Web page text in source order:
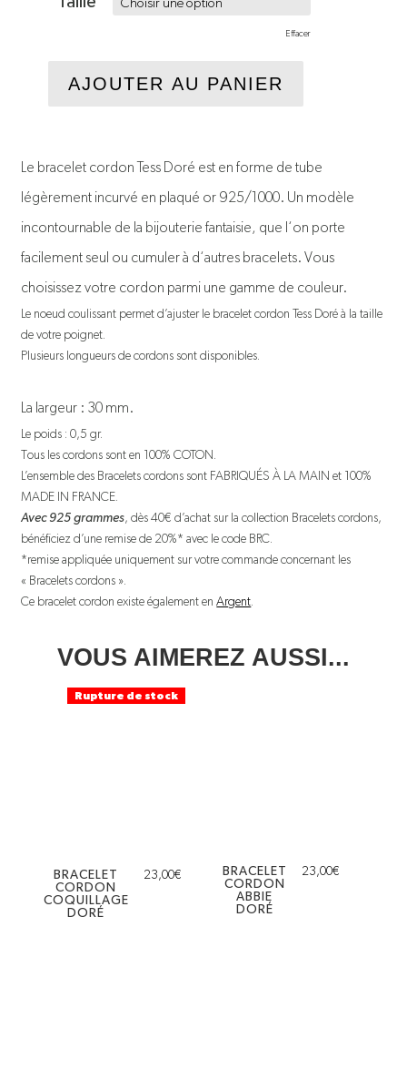
Effacer
AJOUTER AU PANIER
Le bracelet cordon Tess Doré est en forme de tube
légèrement incurvé en plaqué or 925/1000. Un modèle
incontournable de la bijouterie fantaisie, que l‘on porte
facilement seul ou cumuler à d‘autres bracelets. Vous
choisissez votre cordon parmi une gamme de couleur.
Le noeud coulissant permet d’ajuster le bracelet cordon Tess Doré à la taille
de votre poignet.
Plusieurs longueurs de cordons sont disponibles.
La largeur : 30 mm.
Le poids : 0,5 gr.
Tous les cordons sont en 100% COTON.
L’ensemble des Bracelets cordons sont FABRIQUÉS À LA MAIN et 100%
MADE IN FRANCE.
Avec 925 grammes, dès 40€ d’achat sur la collection Bracelets cordons,
bénéficiez d’une remise de 20%* avec le code BRC.
*remise appliquée uniquement sur votre commande concernant les
« Bracelets cordons ».
Ce bracelet cordon existe également enArgent.
VOUS AIMEREZ AUSSI...
Rupture de stock
BRACELET
CORDON
COQUILLAGE
DORÉ
23,00€
BRACELET
CORDON
ABBIE
DORÉ
23,00€